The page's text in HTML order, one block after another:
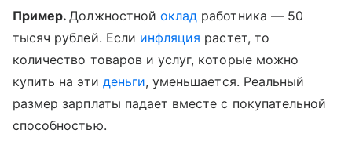
Пример.Должностной оклад работника — 50
тысяч рублей. Если инфляция растет, то
количество товаров и услуг, которые можно
купить на эти деньги, уменьшается. Реальный
размер зарплаты падает вместе с покупательной
способностью.